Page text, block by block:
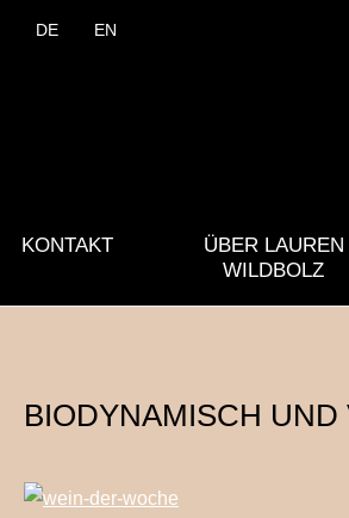
DE EN
KONTAKT
ÜBER LAUREN
WILDBOLZ
BIODYNAMISCH UND